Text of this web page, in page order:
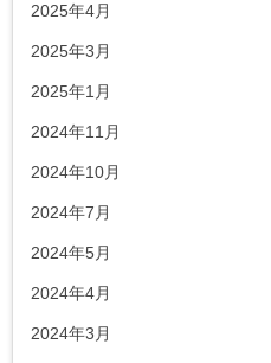
2025年4月
2025年3月
2025年1月
2024年11月
2024年10月
2024年7月
2024年5月
2024年4月
2024年3月